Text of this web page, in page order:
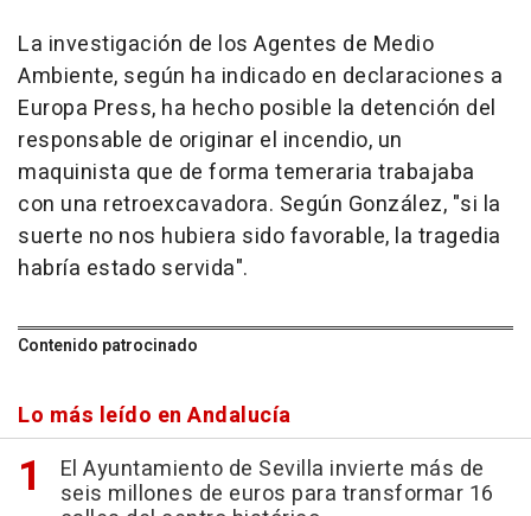
La investigación de los Agentes de Medio
Ambiente, según ha indicado en declaraciones a
Europa Press, ha hecho posible la detención del
responsable de originar el incendio, un
maquinista que de forma temeraria trabajaba
con una retroexcavadora. Según González, "si la
suerte no nos hubiera sido favorable, la tragedia
habría estado servida".
Contenido patrocinado
Lo más leído en Andalucía
El Ayuntamiento de Sevilla invierte más de
seis millones de euros para transformar 16